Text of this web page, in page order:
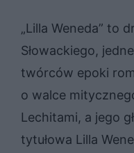
„Lilla Weneda” to
Słowackiego,
twórców epoki
o walce
Lechitami, a jego
tytułowa Lilla